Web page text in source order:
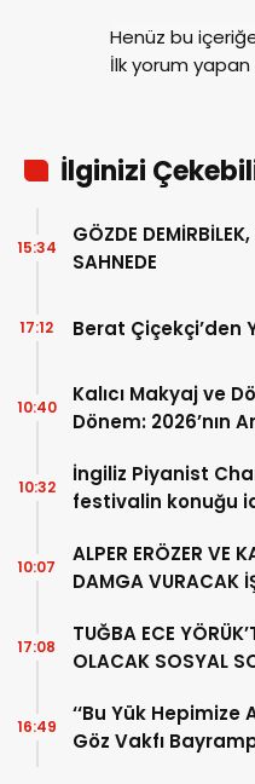
Henüz bu
İlk yorum
İlginizi
GÖZDE
SAHNEDE
15:34
Berat Çiçekçi’den
17:12
Kalıcı Makyaj ve
Dönem: 2026’nın
10:40
İngiliz Piyanist
festivalin konuğu
10:32
ALPER ERÖZER VE
DAMGA VURACAK
10:07
TUĞBA ECE
OLACAK SOSYAL
17:08
‘‘Bu Yük Hepimize
Göz Vakfı
16:49